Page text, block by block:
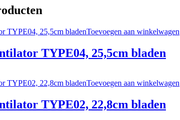
Toevoegen aan winkelwagen
TYPE04, 25,5cm bladen
Toevoegen aan winkelwagen
TYPE02, 22,8cm bladen